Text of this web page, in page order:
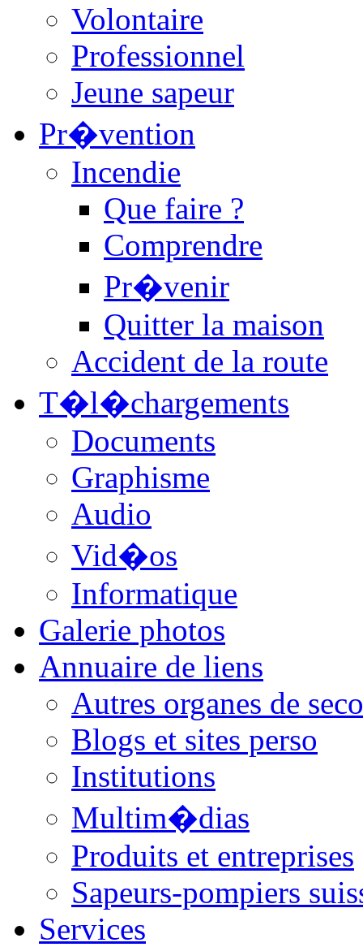
Volontaire
Professionnel
Jeune sapeur
Pr�vention
Incendie
Que faire ?
Comprendre
Pr�venir
Quitter la maison
Accident de la route
T�l�chargements
Documents
Graphisme
Audio
Vid�os
Informatique
Galerie photos
Annuaire de liens
Autres organes de
Blogs et sites perso
Institutions
Multim�dias
Produits et entreprises
Sapeurs-pompiers
Services